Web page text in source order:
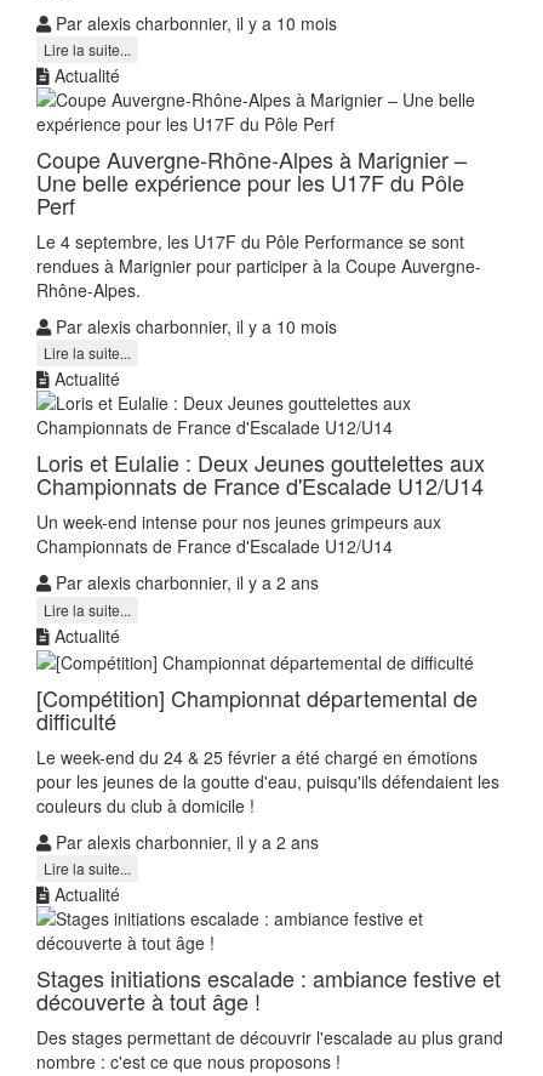
Par alexis charbonnier, il y a 10 mois
Lire la suite...
Actualité
Coupe Auvergne-Rhône-Alpes à Marignier –
Une belle expérience pour les U17F du Pôle
Perf
Le 4 septembre, les U17F du Pôle Performance se sont
rendues à Marignier pour participer à la Coupe Auvergne-
Rhône-Alpes.
Par alexis charbonnier, il y a 10 mois
Lire la suite...
Actualité
Loris et Eulalie : Deux Jeunes gouttelettes aux
Championnats de France d'Escalade U12/U14
Un week-end intense pour nos jeunes grimpeurs aux
Championnats de France d'Escalade U12/U14
Par alexis charbonnier, il y a 2 ans
Lire la suite...
Actualité
[Compétition] Championnat départemental de
difficulté
Le week-end du 24 & 25 février a été chargé en émotions
pour les jeunes de la goutte d'eau, puisqu'ils défendaient les
couleurs du club à domicile !
Par alexis charbonnier, il y a 2 ans
Lire la suite...
Actualité
Stages initiations escalade : ambiance festive et
découverte à tout âge !
Des stages permettant de découvrir l'escalade au plus grand
nombre : c'est ce que nous proposons !